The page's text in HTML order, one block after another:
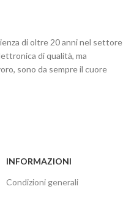
di oltre 20 anni nel settore
di qualità, ma
sono da sempre il cuore
INFORMAZIONI
Condizioni generali